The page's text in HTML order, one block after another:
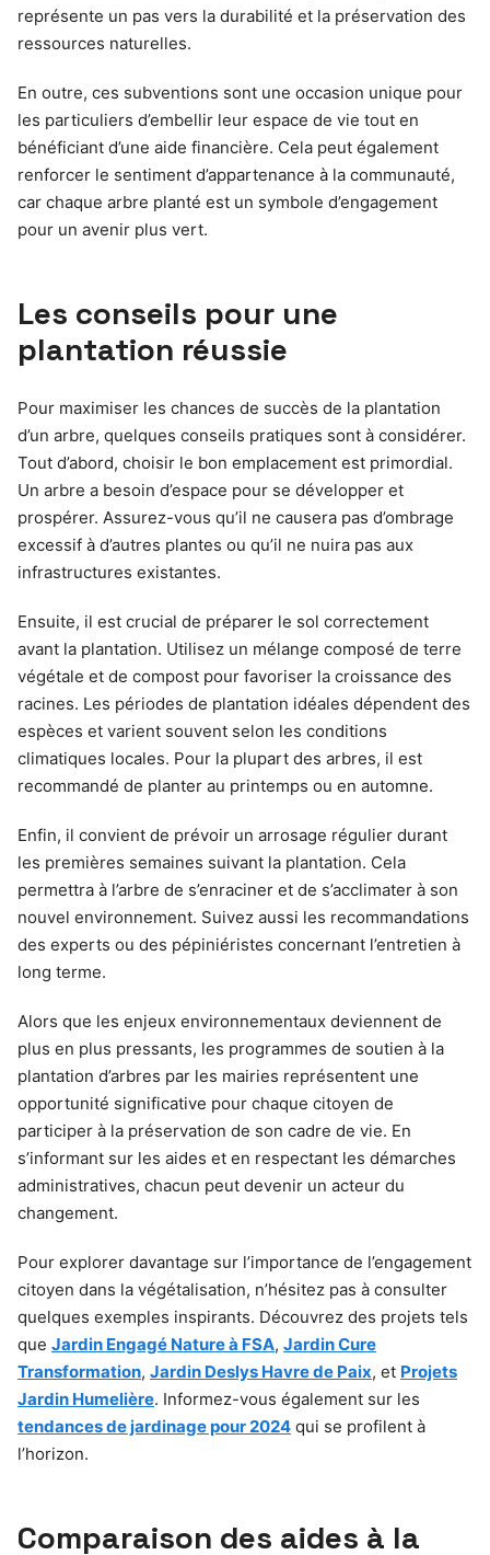
représente un pas vers la durabilité et la préservation des
ressources naturelles.
En outre, ces subventions sont une occasion unique pour
les particuliers d’embellir leur espace de vie tout en
bénéficiant d’une aide financière. Cela peut également
renforcer le sentiment d’appartenance à la communauté,
car chaque arbre planté est un symbole d’engagement
pour un avenir plus vert.
Les conseils pour une
plantation réussie
Pour maximiser les chances de succès de la plantation
d’un arbre, quelques conseils pratiques sont à considérer.
Tout d’abord, choisir le bon emplacement est primordial.
Un arbre a besoin d’espace pour se développer et
prospérer. Assurez-vous qu’il ne causera pas d’ombrage
excessif à d’autres plantes ou qu’il ne nuira pas aux
infrastructures existantes.
Ensuite, il est crucial de préparer le sol correctement
avant la plantation. Utilisez un mélange composé de terre
végétale et de compost pour favoriser la croissance des
racines. Les périodes de plantation idéales dépendent des
espèces et varient souvent selon les conditions
climatiques locales. Pour la plupart des arbres, il est
recommandé de planter au printemps ou en automne.
Enfin, il convient de prévoir un arrosage régulier durant
les premières semaines suivant la plantation. Cela
permettra à l’arbre de s’enraciner et de s’acclimater à son
nouvel environnement. Suivez aussi les recommandations
des experts ou des pépiniéristes concernant l’entretien à
long terme.
Alors que les enjeux environnementaux deviennent de
plus en plus pressants, les programmes de soutien à la
plantation d’arbres par les mairies représentent une
opportunité significative pour chaque citoyen de
participer à la préservation de son cadre de vie. En
s’informant sur les aides et en respectant les démarches
administratives, chacun peut devenir un acteur du
changement.
Pour explorer davantage sur l’importance de l’engagement
citoyen dans la végétalisation, n’hésitez pas à consulter
quelques exemples inspirants. Découvrez des projets tels
que Jardin Engagé Nature à FSA, Jardin Cure
Transformation, Jardin Deslys Havre de Paix, et Projets
Jardin Humelière. Informez-vous également sur les
tendances de jardinage pour 2024 qui se profilent à
l’horizon.
Comparaison des aides à la